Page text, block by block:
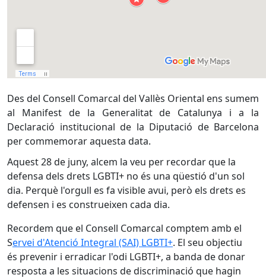
Des del Consell Comarcal del Vallès Oriental ens sumem
al Manifest de la Generalitat de Catalunya i a la
Declaració institucional de la Diputació de Barcelona
per commemorar aquesta data.
Aquest 28 de juny, alcem la veu per recordar que la
defensa dels drets LGBTI+ no és una qüestió d'un sol
dia. Perquè l'orgull es fa visible avui, però els drets es
defensen i es construeixen cada dia.
Recordem que el Consell Comarcal comptem amb el
Servei d'Atenció Integral (SAI) LGBTI+. El seu objectiu
és prevenir i erradicar l'odi LGBTI+, a banda de donar
resposta a les situacions de discriminació que hagin